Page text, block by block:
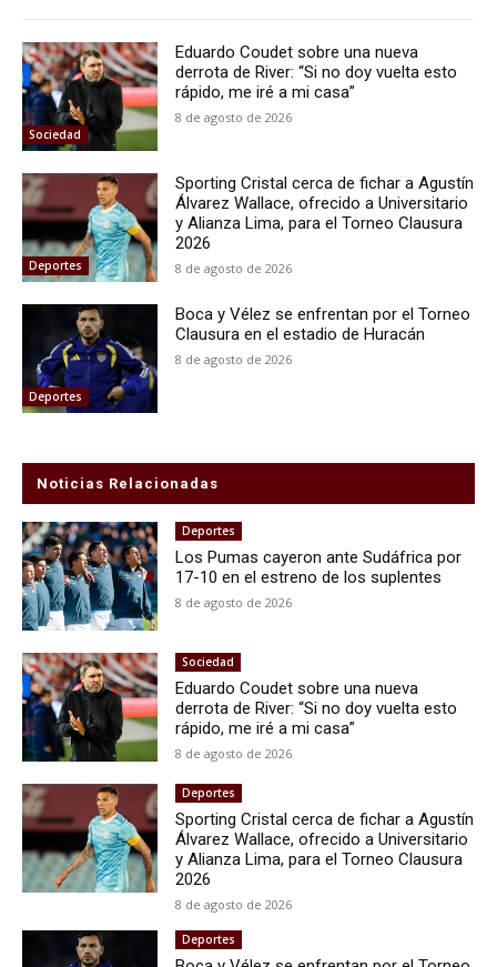
Sociedad
Eduardo Coudet sobre una nueva
derrota de River: “Si no doy vuelta esto
rápido, me iré a mi casa”
8 de agosto de 2026
Deportes
Sporting Cristal cerca de fichar a Agustín
Álvarez Wallace, ofrecido a Universitario
y Alianza Lima, para el Torneo Clausura
2026
8 de agosto de 2026
Deportes
Boca y Vélez se enfrentan por el Torneo
Clausura en el estadio de Huracán
8 de agosto de 2026
Noticias Relacionadas
Deportes
Los Pumas cayeron ante Sudáfrica por
17-10 en el estreno de los suplentes
8 de agosto de 2026
Sociedad
Eduardo Coudet sobre una nueva
derrota de River: “Si no doy vuelta esto
rápido, me iré a mi casa”
8 de agosto de 2026
Deportes
Sporting Cristal cerca de fichar a Agustín
Álvarez Wallace, ofrecido a Universitario
y Alianza Lima, para el Torneo Clausura
2026
8 de agosto de 2026
Deportes